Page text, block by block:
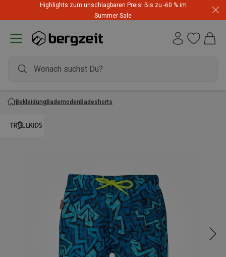
Highlights zum unschlagbaren Preis! Bis zu -60 % im
Summer Sale
BekleidungBademodenBadeshorts